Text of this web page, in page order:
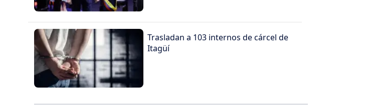
Trasladan a 103 internos de cárcel de
Itagüí